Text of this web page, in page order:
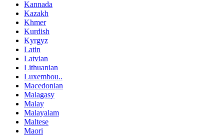
Kannada
Kazakh
Khmer
Kurdish
Kyrgyz
Latin
Latvian
Lithuanian
Luxembou..
Macedonian
Malagasy
Malay
Malayalam
Maltese
Maori